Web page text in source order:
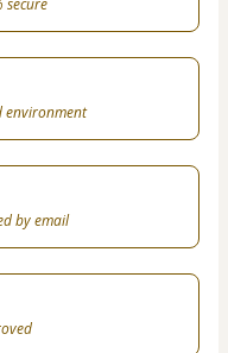
secure
environment
by email